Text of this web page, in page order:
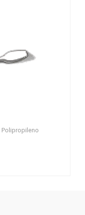
Polipropileno